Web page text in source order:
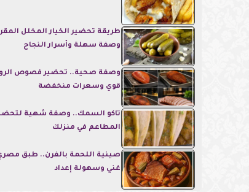
طريقة تحضير الخيار المخلل
وصفة سهلة وأسرار النجاح
وصفة صحية.. تحضير فصوص
قوي وسعرات منخفضة
تاكو السمك.. وصفة شهية
المطاعم في منزلك
صينية اللحمة بالفرن.. طبق
غني وسهولة إعداد